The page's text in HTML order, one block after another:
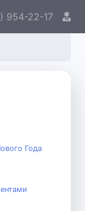
954-22-17
Года